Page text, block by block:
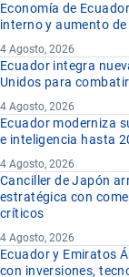
Economía de
interno y aumento
4 Agosto, 2026
Ecuador integra
Unidos para
4 Agosto, 2026
Ecuador moderniza
e inteligencia hasta
4 Agosto, 2026
Canciller de Japón
estratégica con
críticos
4 Agosto, 2026
Ecuador y Emiratos
con inversiones,